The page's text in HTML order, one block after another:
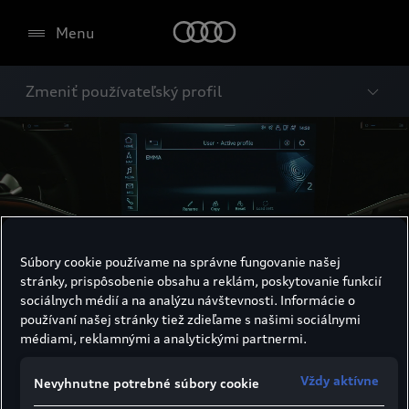
Menu
Zmeniť používateľský profil
Zmeniť používateľský
Súbory cookie používame na správne fungovanie našej
stránky, prispôsobenie obsahu a reklám, poskytovanie funkcií
sociálnych médií a na analýzu návštevnosti. Informácie o
používaní našej stránky tiež zdieľame s našimi sociálnymi
médiami, reklamnými a analytickými partnermi.
Nevyhnutne potrebné súbory cookie Vždy aktívne